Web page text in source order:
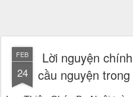
FEB
24
Lời nguyện
cầu nguyện